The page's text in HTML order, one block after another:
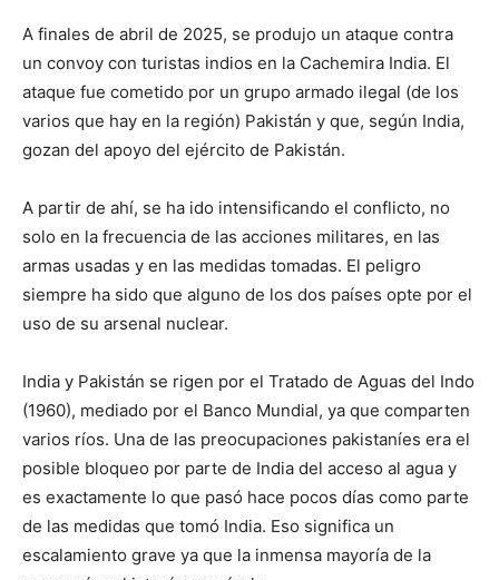
A finales de abril de 2025, se produjo un ataque contra
un convoy con turistas indios en la Cachemira India. El
ataque fue cometido por un grupo armado ilegal (de los
varios que hay en la región) Pakistán y que, según India,
gozan del apoyo del ejército de Pakistán.
A partir de ahí, se ha ido intensificando el conflicto, no
solo en la frecuencia de las acciones militares, en las
armas usadas y en las medidas tomadas. El peligro
siempre ha sido que alguno de los dos países opte por el
uso de su arsenal nuclear.
India y Pakistán se rigen por el Tratado de Aguas del Indo
(1960), mediado por el Banco Mundial, ya que comparten
varios ríos. Una de las preocupaciones pakistaníes era el
posible bloqueo por parte de India del acceso al agua y
es exactamente lo que pasó hace pocos días como parte
de las medidas que tomó India. Eso significa un
escalamiento grave ya que la inmensa mayoría de la